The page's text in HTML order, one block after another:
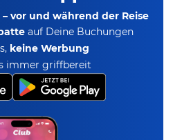
vor und während der Reise
auf Deine Buchungen
keine Werbung
immer griffbereit